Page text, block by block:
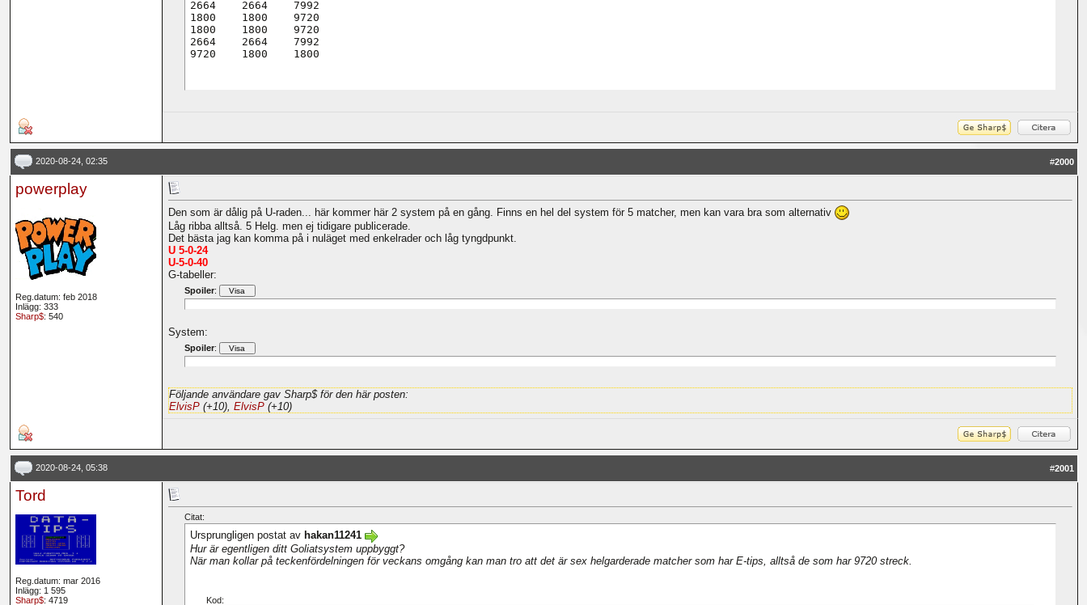
2664	2664	7992
1800	1800	9720
1800	1800	9720
2664	2664	7992
9720	1800	1800
2020-08-24, 02:35 #2000
powerplay
Reg.datum: feb 2018
Inlägg: 333
Sharp$: 540
Den som är dålig på U-raden... här kommer här 2 system på en gång. Finns en hel del system för 5 matcher, men kan vara bra som alternativ
Låg ribba alltså. 5 Helg. men ej tidigare publicerade.
Det bästa jag kan komma på i nuläget med enkelrader och låg tyngdpunkt.
U 5-0-24
U-5-0-40
G-tabeller:
Spoiler:
System:
Spoiler:
Följande användare gav Sharp$ för den här posten:
ElvisP(+10), ElvisP(+10)
2020-08-24, 05:38 #2001
Tord
Reg.datum: mar 2016
Inlägg: 1 595
Sharp$: 4719
Citat:
Ursprungligen postat av hakan11241
Hur är egentligen ditt Goliatsystem uppbyggt?
När man kollar på teckenfördelningen för veckans omgång kan man tro att det är sex helgarderade matcher som har E-tips, alltså de som har 9720 streck.
Kod: